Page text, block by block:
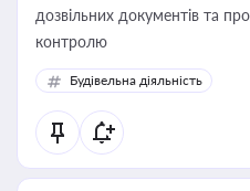
дозвільних документів та
контролю
Будівельна діяльність